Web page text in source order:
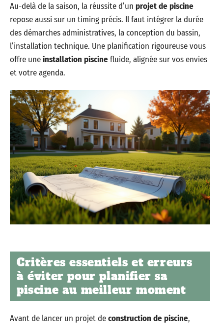
Au-delà de la saison, la réussite d’un projet de piscine
repose aussi sur un timing précis. Il faut intégrer la durée
des démarches administratives, la conception du bassin,
l’installation technique. Une planification rigoureuse vous
offre uneinstallation piscinefluide, alignée sur vos envies
et votre agenda.
Critères essentiels et erreurs
à éviter pour planifier sa
piscine au meilleur moment
Avant de lancer un projet deconstruction de piscine,